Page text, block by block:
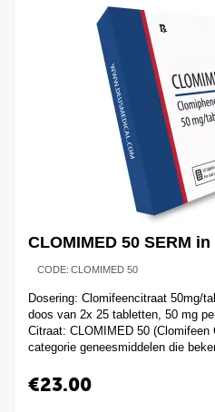
CLOMIMED 50 SERM
CODE: CLOMIMED 50
Dosering: Clomifeencitraat 50mg/
doos van 2x 25 tabletten, 50 mg
Citraat: CLOMIMED 50 (Clomifeen
categorie geneesmiddelen die
€23.00